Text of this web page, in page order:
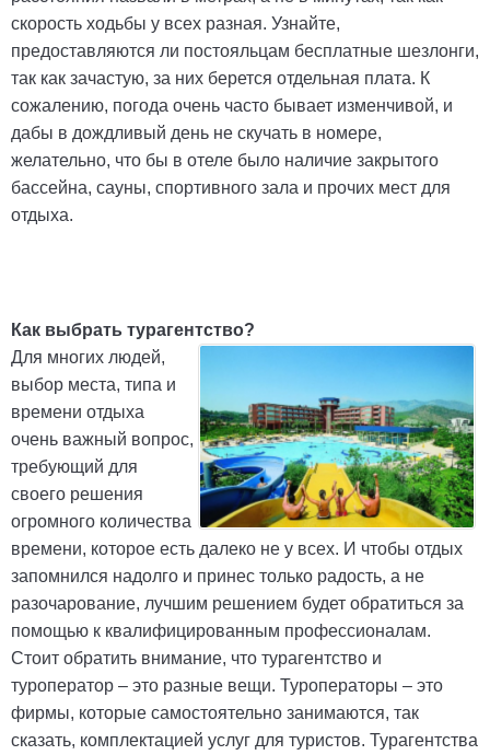
скорость ходьбы у всех разная. Узнайте,
предоставляются ли постояльцам бесплатные шезлонги,
так как зачастую, за них берется отдельная плата. К
сожалению, погода очень часто бывает изменчивой, и
дабы в дождливый день не скучать в номере,
желательно, что бы в отеле было наличие закрытого
бассейна, сауны, спортивного зала и прочих мест для
отдыха.
Как выбрать турагентство?
Для многих людей,
выбор места, типа и
времени отдыха
очень важный вопрос,
требующий для
своего решения
огромного количества
времени, которое есть далеко не у всех. И чтобы отдых
запомнился надолго и принес только радость, а не
разочарование, лучшим решением будет обратиться за
помощью к квалифицированным профессионалам.
Стоит обратить внимание, что турагентство и
туроператор – это разные вещи. Туроператоры – это
фирмы, которые самостоятельно занимаются, так
сказать, комплектацией услуг для туристов. Турагентства